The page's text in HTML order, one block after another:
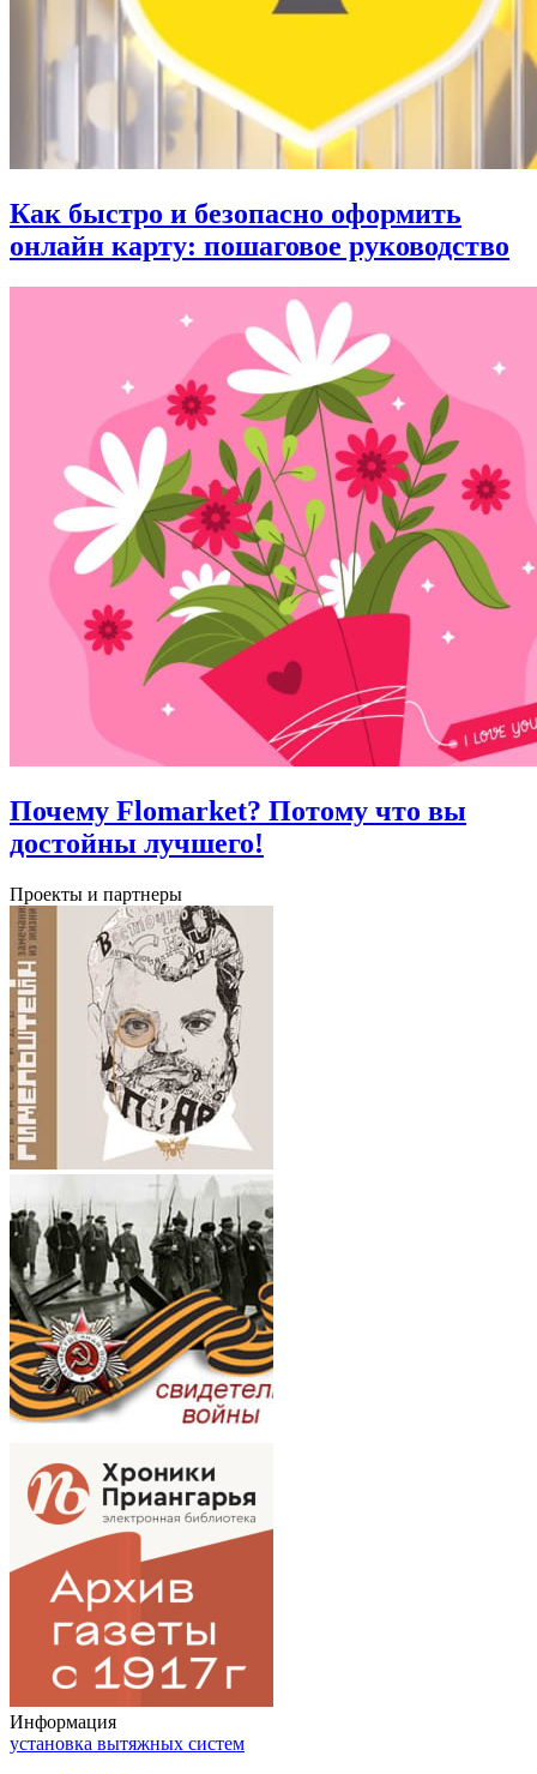
Как быстро и безопасно оформить
онлайн карту: пошаговое руководство
Почему Flomarket? Потому что вы
достойны лучшего!
Проекты и партнеры
Информация
установка вытяжных систем